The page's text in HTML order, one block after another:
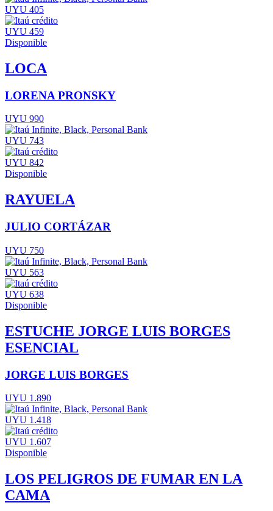
UYU 405
UYU 459
Disponible
LOCA
LORENA PRONSKY
UYU 990
UYU 743
UYU 842
Disponible
RAYUELA
JULIO CORTÁZAR
UYU 750
UYU 563
UYU 638
Disponible
ESTUCHE JORGE LUIS BORGES
ESENCIAL
JORGE LUIS BORGES
UYU 1.890
UYU 1.418
UYU 1.607
Disponible
LOS PELIGROS DE FUMAR EN LA
CAMA